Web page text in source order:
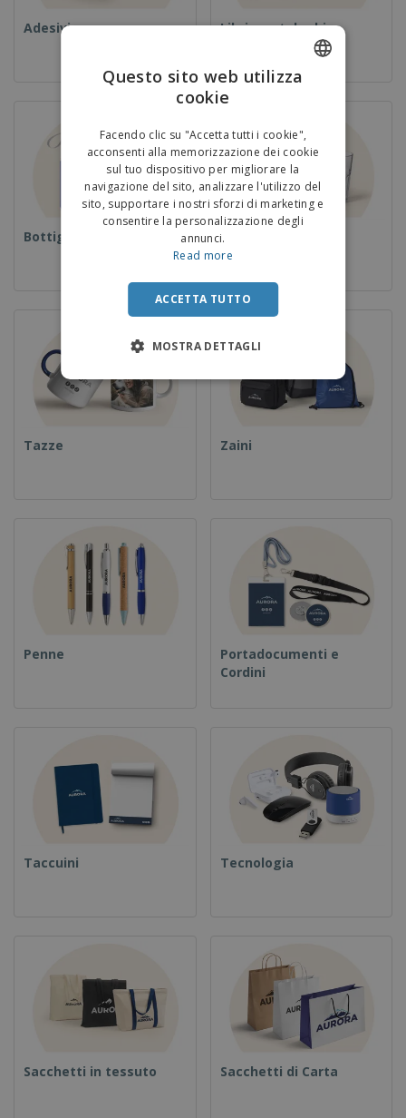
Adesivi Libri e cataloghi
Bottiglie Coppe
Tazze Zaini
Penne
Portadocumenti e
Cordini
Taccuini Tecnologia
Sacchetti in tessuto Sacchetti di Carta
Questo sito web utilizza
cookie
Facendo clic su "Accetta tutti i cookie",
acconsenti alla memorizzazione dei cookie
sul tuo dispositivo per migliorare la
navigazione del sito, analizzare l'utilizzo del
sito, supportare i nostri sforzi di marketing e
consentire la personalizzazione degli
annunci.
Read more
ACCETTA TUTTO
MOSTRA DETTAGLI